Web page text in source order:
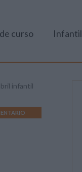
curso Infantil
infantil